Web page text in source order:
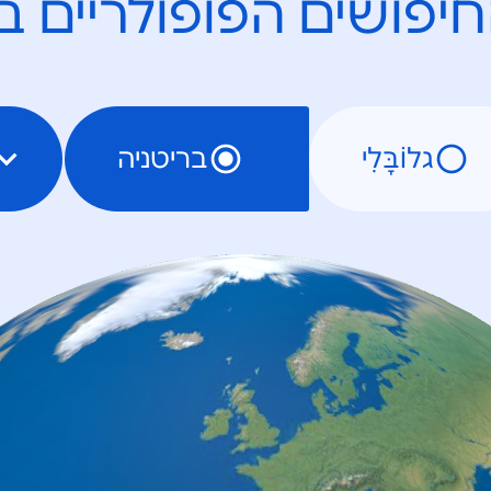
הפופולריים
גלוֹבָּלִי בריטניה